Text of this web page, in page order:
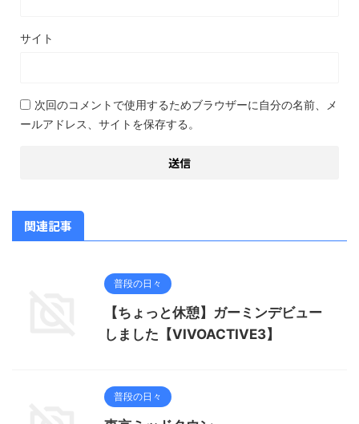
サイト
次回のコメントで使用するためブラウザーに自分の名前、メ
ールアドレス、サイトを保存する。
関連記事
普段の日々
【ちょっと休憩】ガーミンデビュー
しました【VIVOACTIVE3】
普段の日々